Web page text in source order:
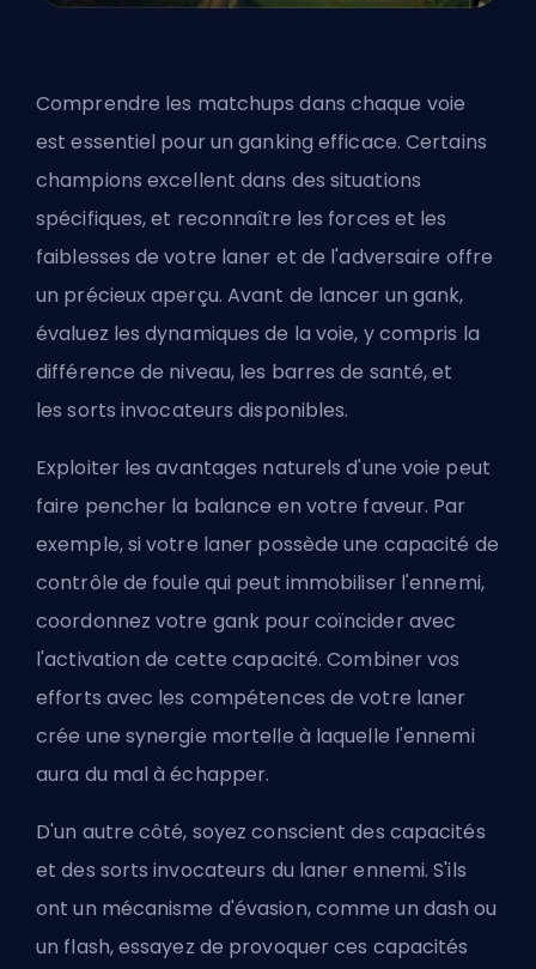
Comprendre les matchups dans chaque voie
est essentiel pour un ganking efficace. Certains
champions excellent dans des situations
spécifiques, et reconnaître les forces et les
faiblesses de votre laner et de l'adversaire offre
un précieux aperçu. Avant de lancer un gank,
évaluez les dynamiques de la voie, y compris la
différence de niveau, les barres de santé, et
lessorts invocateurs disponibles.
Exploiter les avantages naturels d'une voie peut
faire pencher la balance en votre faveur. Par
exemple, si votre laner possède une capacité de
contrôle de foule qui peut immobiliser l'ennemi,
coordonnez votre gank pour coïncider avec
l'activation de cettecapacité. Combiner vos
efforts avec les compétences de votre laner
crée une synergie mortelle à laquelle l'ennemi
aura du mal à échapper.
D'un autre côté, soyez conscient des capacités
et des sorts invocateurs du laner ennemi. S'ils
ont un mécanisme d'évasion, comme un dash ou
un flash, essayez de provoquer ces capacités